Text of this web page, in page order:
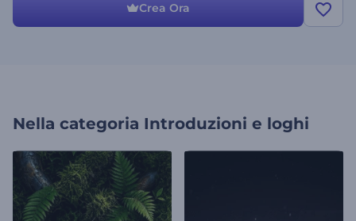
Crea Ora
Nella categoria Introduzioni e loghi